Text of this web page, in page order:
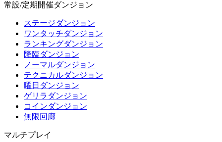
常設/定期開催ダンジョン
ステージダンジョン
ワンタッチダンジョン
ランキングダンジョン
降臨ダンジョン
ノーマルダンジョン
テクニカルダンジョン
曜日ダンジョン
ゲリラダンジョン
コインダンジョン
無限回廊
マルチプレイ